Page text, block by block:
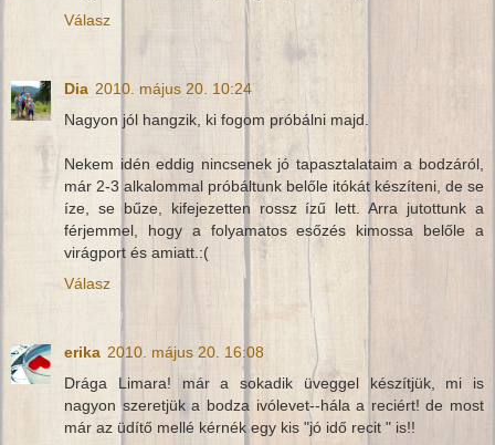
Válasz
Dia 2010. május 20. 10:24
Nagyon jól hangzik, ki fogom próbálni majd.
Nekem idén eddig nincsenek jó tapasztalataim a bodzáról,
már 2-3 alkalommal próbáltunk belőle itókát készíteni, de se
íze, se bűze, kifejezetten rossz ízű lett. Arra jutottunk a
férjemmel, hogy a folyamatos esőzés kimossa belőle a
virágport és amiatt.:(
Válasz
erika 2010. május 20. 16:08
Drága Limara! már a sokadik üveggel készítjük, mi is
nagyon szeretjük a bodza ivólevet--hála a reciért! de most
már az üdítő mellé kérnék egy kis "jó idő recit " is!!